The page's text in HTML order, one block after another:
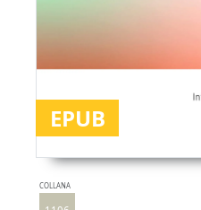
EPUB
COLLANA